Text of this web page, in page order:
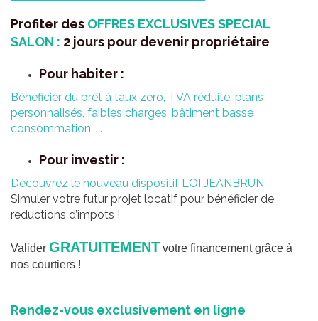
Profiter des OFFRES EXCLUSIVES SPECIAL
SALON : 2 jours pour devenir propriétaire
Pour habiter :
Bénéficier du prêt à taux zéro, TVA réduite, plans
personnalisés, faibles charges, bâtiment basse
consommation, ...
Pour investir :
Découvrez le nouveau dispositif LOI JEANBRUN :
Simuler votre futur projet locatif pour bénéficier de
reductions d’impots !
Valider GRATUITEMENT votre financement grâce à
nos courtiers !
Rendez-vous exclusivement en ligne